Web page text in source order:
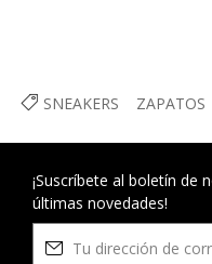
SNEAKERS ZAPATOS
¡Suscríbete al boletín de
últimas novedades!